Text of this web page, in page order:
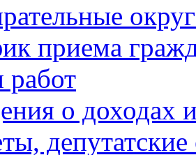
приема
работ
о доходах